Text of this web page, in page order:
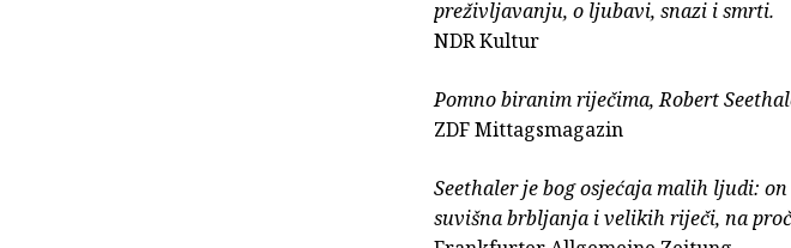
preživljavanju, o ljubavi, snazi i smrti.
NDR Kultur
Pomno biranim riječima, Robert
ZDF Mittagsmagazin
Seethaler je bog osjećaja malih ljudi:
suvišna brbljanja i velikih riječi, na